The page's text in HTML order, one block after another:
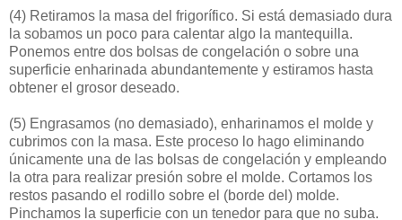
(4) Retiramos la masa del frigorífico. Si está demasiado dura
la sobamos un poco para calentar algo la mantequilla.
Ponemos entre dos bolsas de congelación o sobre una
superficie enharinada abundantemente y estiramos hasta
obtener el grosor deseado.
(5) Engrasamos (no demasiado), enharinamos el molde y
cubrimos con la masa. Este proceso lo hago eliminando
únicamente una de las bolsas de congelación y empleando
la otra para realizar presión sobre el molde. Cortamos los
restos pasando el rodillo sobre el (borde del) molde.
Pinchamos la superficie con un tenedor para que no suba.